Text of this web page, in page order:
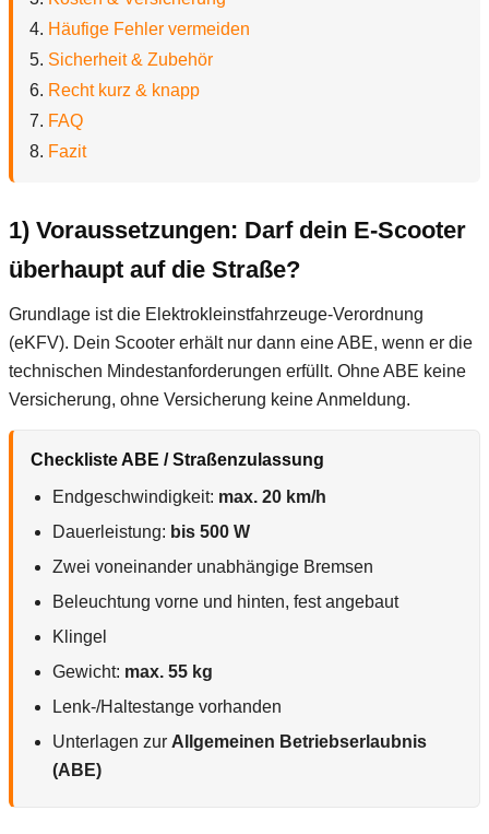
Häufige Fehler vermeiden
Sicherheit & Zubehör
Recht kurz & knapp
FAQ
Fazit
1) Voraussetzungen: Darf dein E-Scooter
überhaupt auf die Straße?
Grundlage ist die Elektrokleinstfahrzeuge-Verordnung
(eKFV). Dein Scooter erhält nur dann eine ABE, wenn er die
technischen Mindestanforderungen erfüllt. Ohne ABE keine
Versicherung, ohne Versicherung keine Anmeldung.
Checkliste ABE / Straßenzulassung
Endgeschwindigkeit: max. 20 km/h
Dauerleistung: bis 500 W
Zwei voneinander unabhängige Bremsen
Beleuchtung vorne und hinten, fest angebaut
Klingel
Gewicht: max. 55 kg
Lenk-/Haltestange vorhanden
Unterlagen zur Allgemeinen Betriebserlaubnis
(ABE)